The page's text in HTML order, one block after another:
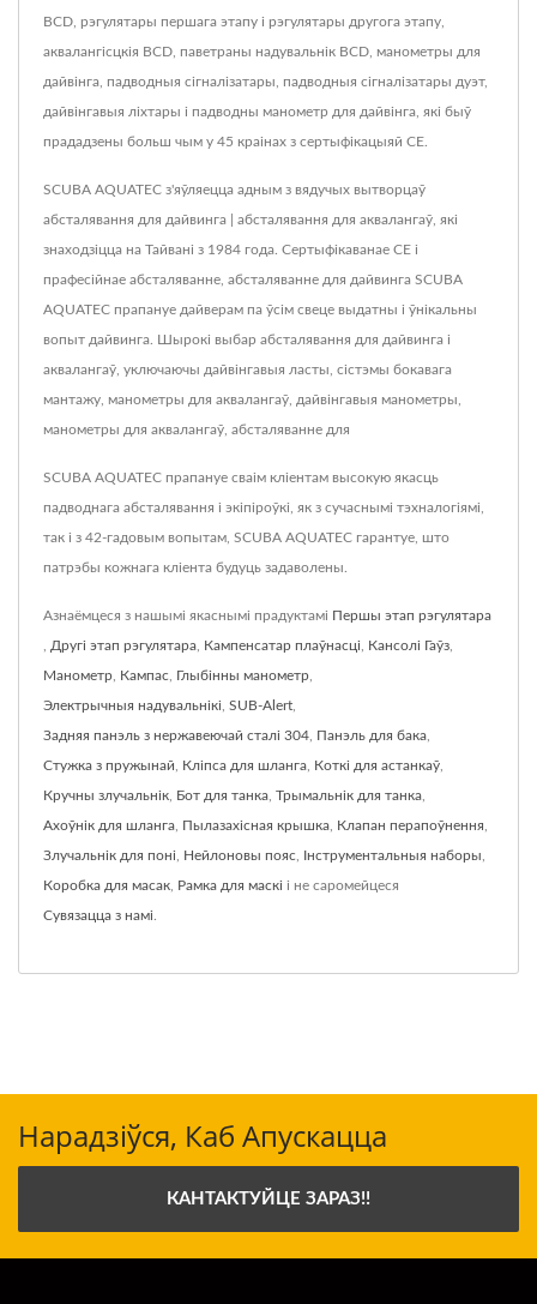
BCD, рэгулятары першага этапу і рэгулятары другога этапу,
аквалангісцкія BCD, паветраны надувальнік BCD, манометры для
дайвінга, падводныя сігналізатары, падводныя сігналізатары дуэт,
дайвінгавыя ліхтары і падводны манометр для дайвінга, які быў
прададзены больш чым у 45 краінах з сертыфікацыяй CE.
SCUBA AQUATEC з'яўляецца адным з вядучых вытворцаў
абсталявання для дайвинга | абсталявання для аквалангаў, які
знаходзіцца на Тайвані з 1984 года. Сертыфікаванае CE і
прафесійнае абсталяванне, абсталяванне для дайвинга SCUBA
AQUATEC прапануе дайверам па ўсім свеце выдатны і ўнікальны
вопыт дайвинга. Шырокі выбар абсталявання для дайвинга і
аквалангаў, уключаючы дайвінгавыя ласты, сістэмы бокавага
мантажу, манометры для аквалангаў, дайвінгавыя манометры,
манометры для аквалангаў, абсталяванне для
SCUBA AQUATEC прапануе сваім кліентам высокую якасць
падводнага абсталявання і экіпіроўкі, як з сучаснымі тэхналогіямі,
так і з 42-гадовым вопытам, SCUBA AQUATEC гарантуе, што
патрэбы кожнага кліента будуць задаволены.
Азнаёмцеся з нашымі якаснымі прадуктамі Першы этап рэгулятара
Другі этап рэгулятара Кампенсатар плаўнасці Кансолі Гаўз
Манометр Кампас Глыбінны манометр
Электрычныя надувальнікі SUB-Alert
Задняя панэль з нержавеючай сталі 304 Панэль для бака
Стужка з пружынай Кліпса для шланга Коткі для астанкаў
Кручны злучальнік Бот для танка Трымальнік для танка
Ахоўнік для шланга Пылазахісная крышка Клапан перапоўнення
Злучальнік для поні Нейлоновы пояс Інструментальныя наборы
Коробка для масак Рамка для маскі і не саромейцеся
Сувязацца з намі
Нарадзіўся, Каб Апускацца
КАНТАКТУЙЦЕ ЗАРАЗ!!